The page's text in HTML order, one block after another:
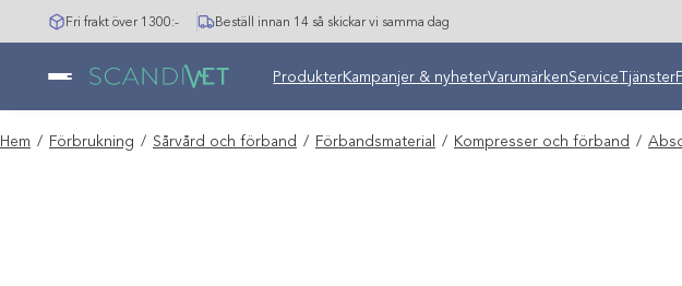
Hoppa
till
Fri frakt över 1300:- Beställ innan 14 så skickar vi samma dag
Undermeny stängd: Varumärken
ProdukterKampanjer & nyheterVarumärkenServiceTjänster
Hem / Förbrukning / Sårvård och förband / Förbandsmaterial / Kompresser och förband /